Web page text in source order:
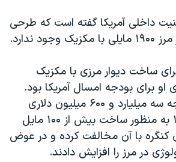
داخلی آمریکا گفته است که طرحی
ندارد.
ساخت دیوار مرزی با مکزیک
برای بودجه امسال آمریکا بود.
دولت به دنبال بودجه سه میلیارد و ۶۰۰ میلیون دلاری
برای سال ۲۰۱۷ و ۱۸ به منظور ساخت بیش از ۱۰۰ مایل
کنگره با آن مخالفت کرده و در عوض
در مرز را افزایش دادند.